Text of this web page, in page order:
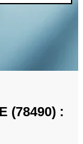
(78490) :